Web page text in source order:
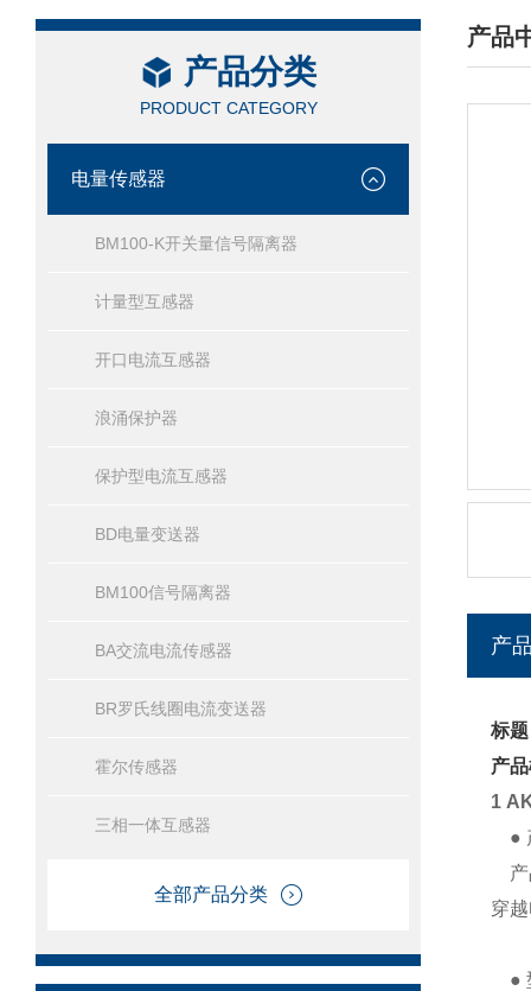
产品分类
PRODUCT CATEGORY
电量传感器
BM100-K开关量信号隔离器
计量型互感器
开口电流互感器
浪涌保护器
保护型电流互感器
BD电量变送器
BM100信号隔离器
BA交流电流传感器
BR罗氏线圈电流变送器
霍尔传感器
三相一体互感器
全部产品分类
产品
/
产
标
产
1
●
产
穿
●